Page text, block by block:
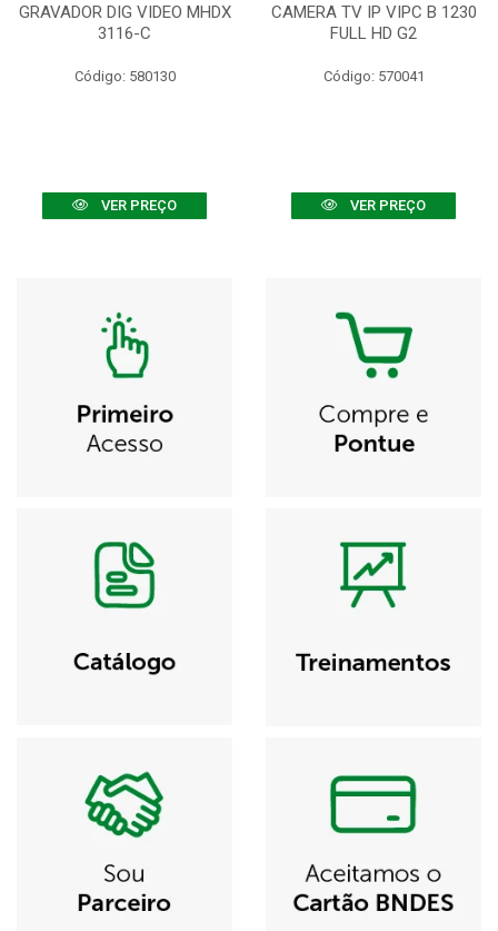
GRAVADOR DIG VIDEO MHDX
3116-C
Código: 580130
VER PREÇO
CAMERA TV IP VIPC B 1230
FULL HD G2
Código: 570041
VER PREÇO